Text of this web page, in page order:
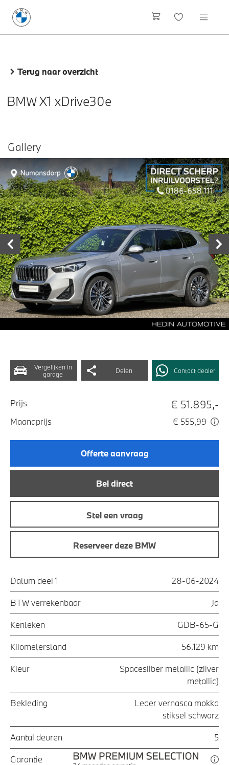
Terug naar overzicht
BMW X1 xDrive30e
Vergelijken in
garage
Delen Contact dealer
Prijs € 51.895,-
Maandprijs € 555,99
Offerte aanvraag
Bel direct
Stel een vraag
Reserveer deze BMW
Datum deel 1 28-06-2024
BTW verrekenbaar Ja
Kenteken GDB-65-G
Kilometerstand 56.129 km
Kleur
Spacesilber metallic (zilver
metallic)
Bekleding
Leder vernasca mokka
stiksel schwarz
Aantal deuren 5
Garantie
Gallery